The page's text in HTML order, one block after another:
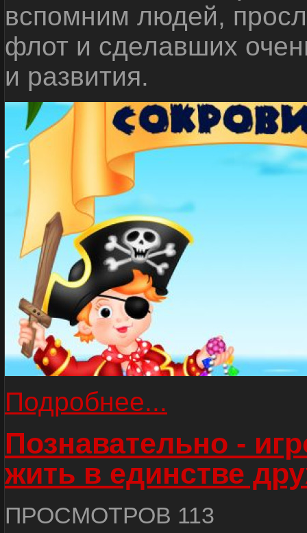
вспомним людей,
флот и сделавших
и развития.
Подробнее...
Познавательно -
жить в единстве
ПРОСМОТРОВ 113